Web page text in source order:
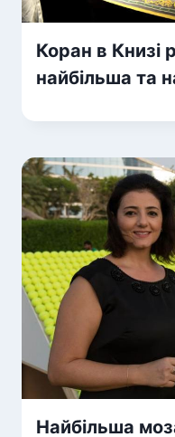
Коран в Книзі
найбільша та
Найбільша